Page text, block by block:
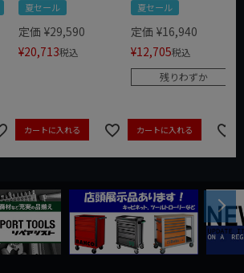
夏セール
定価 ¥29,590
¥20,713税込
カートに入れる
夏セール
定価 ¥16,940
¥12,705税込
残りわずか
カートに入れる
Next